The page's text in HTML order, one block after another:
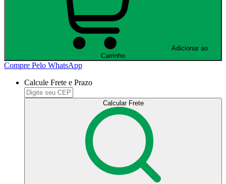
Carrinho
Compre Pelo WhatsApp
Calcule Frete e Prazo
Calcular Frete